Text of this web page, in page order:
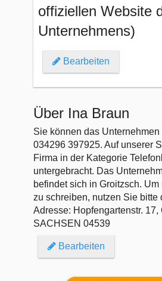
offiziellen Website
Unternehmens)
Bearbeiten
Über Ina Braun
Sie können das
034296 397925. Auf unserer
Firma in der Kategorie
untergebracht. Das
befindet sich in Groitzsch.
zu schreiben, nutzen Sie bitte
Adresse: Hopfengartenstr. 17,
SACHSEN 04539
Bearbeiten